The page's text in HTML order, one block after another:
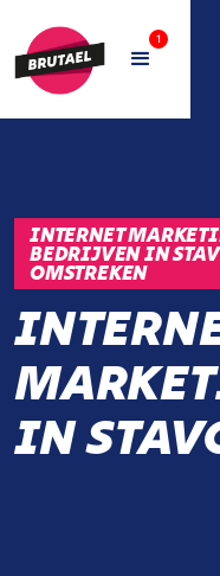
1
INTERNET
BEDRIJVEN IN
OMSTREKEN
IN